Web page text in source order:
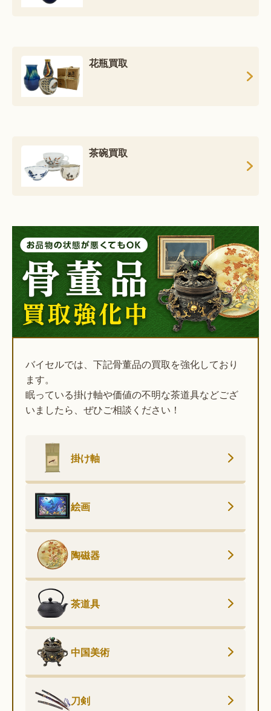
花瓶買取
茶碗買取
バイセルでは、下記骨董品の買取を強化しており
ます。
眠っている掛け軸や価値の不明な茶道具などござ
いましたら、ぜひご相談ください！
掛け軸
絵画
陶磁器
茶道具
中国美術
刀剣